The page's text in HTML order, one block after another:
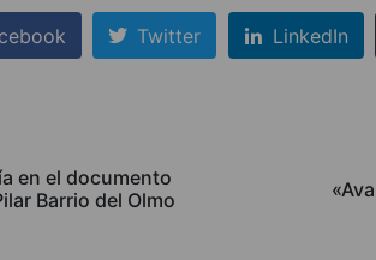
Twitter LinkedIn
en el documento
Barrio del Olmo